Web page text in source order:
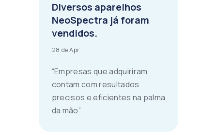
Diversos aparelhos
NeoSpectra já foram
vendidos.
28 de Apr
“Empresas que adquiriram
contam com resultados
precisos e eficientes na palma
da mão”